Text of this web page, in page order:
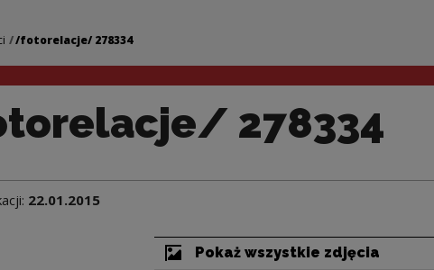
| Narodowe
/fotorelacje/ 278334
278334
22.01.2015
Pokaż wszystkie zdjęcia